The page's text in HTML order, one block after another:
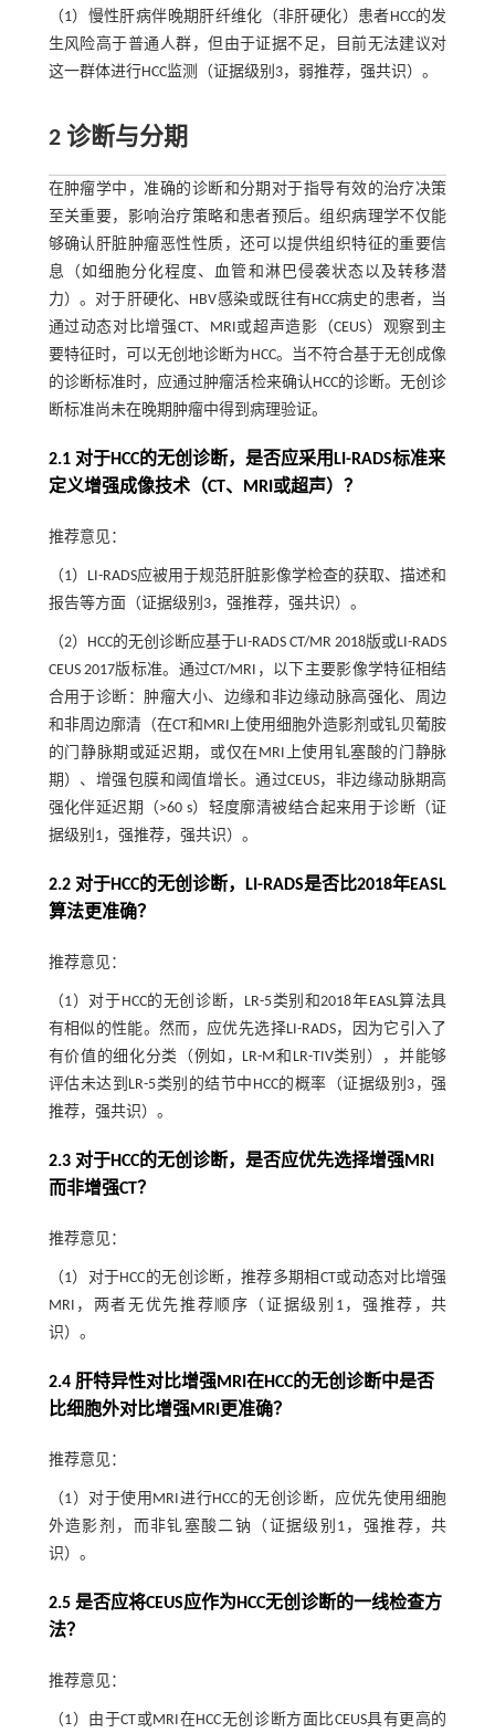
（1）慢性肝病伴晚期肝纤维化（非肝硬化）患者HCC的发
生风险高于普通人群，但由于证据不足，目前无法建议对
这一群体进行HCC监测（证据级别3，弱推荐，强共识）。
2 诊断与分期
在肿瘤学中，准确的诊断和分期对于指导有效的治疗决策
至关重要，影响治疗策略和患者预后。组织病理学不仅能
够确认肝脏肿瘤恶性性质，还可以提供组织特征的重要信
息（如细胞分化程度、血管和淋巴侵袭状态以及转移潜
力）。对于肝硬化、HBV感染或既往有HCC病史的患者，当
通过动态对比增强CT、MRI或超声造影（CEUS）观察到主
要特征时，可以无创地诊断为HCC。当不符合基于无创成像
的诊断标准时，应通过肿瘤活检来确认HCC的诊断。无创诊
断标准尚未在晚期肿瘤中得到病理验证。
2.1 对于HCC的无创诊断，是否应采用LI-RADS标准来
定义增强成像技术（CT、MRI或超声）？
推荐意见：
（1）LI-RADS应被用于规范肝脏影像学检查的获取、描述和
报告等方面（证据级别3，强推荐，强共识）。
（2）HCC的无创诊断应基于LI-RADS CT/MR 2018版或LI-RADS
CEUS 2017版标准。通过CT/MRI，以下主要影像学特征相结
合用于诊断：肿瘤大小、边缘和非边缘动脉高强化、周边
和非周边廓清（在CT和MRI上使用细胞外造影剂或钆贝葡胺
的门静脉期或延迟期，或仅在MRI上使用钆塞酸的门静脉
期）、增强包膜和阈值增长。通过CEUS，非边缘动脉期高
强化伴延迟期（>60 s）轻度廓清被结合起来用于诊断（证
据级别1，强推荐，强共识）。
2.2 对于HCC的无创诊断，LI-RADS是否比2018年EASL
算法更准确？
推荐意见：
（1）对于HCC的无创诊断，LR-5类别和2018年EASL算法具
有相似的性能。然而，应优先选择LI-RADS，因为它引入了
有价值的细化分类（例如，LR-M和LR-TIV类别），并能够
评估未达到LR-5类别的结节中HCC的概率（证据级别3，强
推荐，强共识）。
2.3 对于HCC的无创诊断，是否应优先选择增强MRI
而非增强CT？
推荐意见：
（1）对于HCC的无创诊断，推荐多期相CT或动态对比增强
MRI，两者无优先推荐顺序（证据级别1，强推荐，共
识）。
2.4 肝特异性对比增强MRI在HCC的无创诊断中是否
比细胞外对比增强MRI更准确？
推荐意见：
（1）对于使用MRI进行HCC的无创诊断，应优先使用细胞
外造影剂，而非钆塞酸二钠（证据级别1，强推荐，共
识）。
2.5 是否应将CEUS应作为HCC无创诊断的一线检查方
法？
推荐意见：
（1）由于CT或MRI在HCC无创诊断方面比CEUS具有更高的